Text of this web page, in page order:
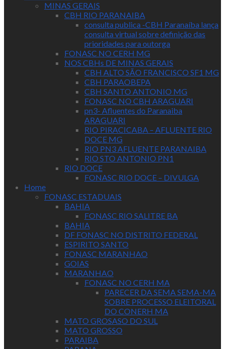
MINAS GERAIS
CBH RIO PARANAIBA
consulta publica -CBH Paranaíba lança
consulta virtual sobre definição das
prioridades para outorga
FONASC NO CERH MG
NOS CBHs DE MINAS GERAIS
CBH ALTO SÃO FRANCISCO SF1 MG
CBH PARAOBEPA
CBH SANTO ANTONIO MG
FONASC NO CBH ARAGUARI
pn3- Afluentes do Paranaiba
ARAGUARI
RIO PIRACICABA – AFLUENTE RIO
DOCE MG
RIO PN3 AFLUENTE PARANAIBA
RIO STO ANTONIO PN1
RIO DOCE
FONASC RIO DOCE – DIVULGA
Home
FONASC ESTADUAIS
BAHIA
FONASC RIO SALITRE BA
BAHIA
DF FONASC NO DISTRITO FEDERAL
ESPIRITO SANTO
FONASC MARANHAO
GOIAS
MARANHAO
FONASC NO CERH MA
PARECER DA SEMA SEMA-MA
SOBRE PROCESSO ELEITORAL
DO CONERH MA
MATO GROSASO DO SUL
MATO GROSSO
PARAIBA